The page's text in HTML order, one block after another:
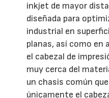
inkjet de mayor
diseñada para
industrial en
planas, así como en
el cabezal de
muy cerca del
un chasis común
únicamente el